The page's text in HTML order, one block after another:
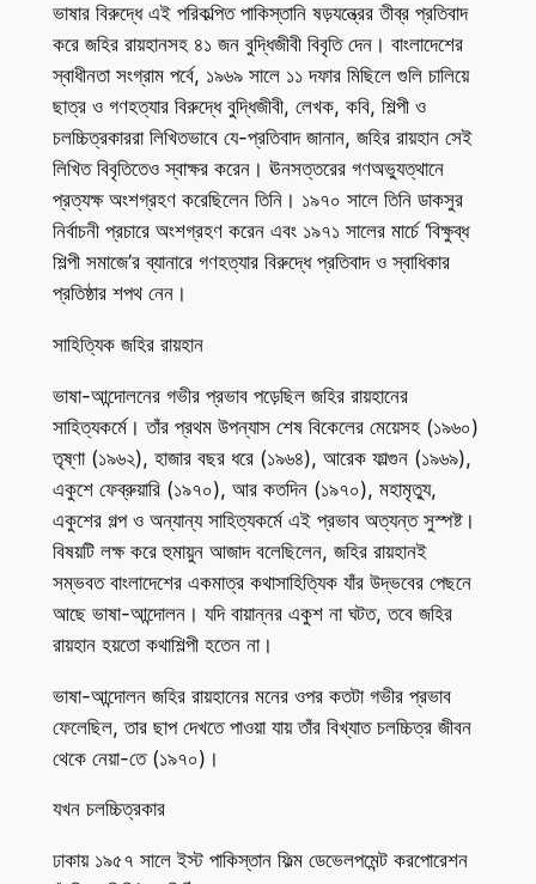
ভাষার বিরুদ্ধে এই পরিকল্পিত পাকিস্তানি ষড়যন্ত্রের তীব্র প্রতিবাদ
করে জহির রায়হানসহ ৪১ জন বুদ্ধিজীবী বিবৃতি দেন। বাংলাদেশের
স্বাধীনতা সংগ্রাম পর্বে, ১৯৬৯ সালে ১১ দফার মিছিলে গুলি চালিয়ে
ছাত্র ও গণহত্যার বিরুদ্ধে বুদ্ধিজীবী, লেখক, কবি, শিল্পী ও
চলচ্চিত্রকাররা লিখিতভাবে যে-প্রতিবাদ জানান, জহির রায়হান সেই
লিখিত বিবৃতিতেও স্বাক্ষর করেন। ঊনসত্তরের গণঅভ্যুত্থানে
প্রত্যক্ষ অংশগ্রহণ করেছিলেন তিনি। ১৯৭০ সালে তিনি ডাকসুর
নির্বাচনী প্রচারে অংশগ্রহণ করেন এবং ১৯৭১ সালের মার্চে ‘বিক্ষুব্ধ
শিল্পী সমাজে’র ব্যানারে গণহত্যার বিরুদ্ধে প্রতিবাদ ও স্বাধিকার
প্রতিষ্ঠার শপথ নেন।
সাহিত্যিক জহির রায়হান
ভাষা-আন্দোলনের গভীর প্রভাব পড়েছিল জহির রায়হানের
সাহিত্যকর্মে। তাঁর প্রথম উপন্যাস শেষ বিকেলের মেয়েসহ (১৯৬০)
তৃষ্ণা (১৯৬২), হাজার বছর ধরে (১৯৬৪), আরেক ফাল্গুন (১৯৬৯),
একুশে ফেব্রুয়ারি (১৯৭০), আর কতদিন (১৯৭০), মহামৃত্যু,
একুশের গল্প ও অন্যান্য সাহিত্যকর্মে এই প্রভাব অত্যন্ত সুস্পষ্ট।
বিষয়টি লক্ষ করে হুমায়ুন আজাদ বলেছিলেন, জহির রায়হানই
সম্ভবত বাংলাদেশের একমাত্র কথাসাহিত্যিক যাঁর উদ্ভবের পেছনে
আছে ভাষা-আন্দোলন। যদি বায়ান্নর একুশ না ঘটত, তবে জহির
রায়হান হয়তো কথাশিল্পী হতেন না।
ভাষা-আন্দোলন জহির রায়হানের মনের ওপর কতটা গভীর প্রভাব
ফেলেছিল, তার ছাপ দেখতে পাওয়া যায় তাঁর বিখ্যাত চলচ্চিত্র জীবন
থেকে নেয়া-তে (১৯৭০)।
যখন চলচ্চিত্রকার
ঢাকায় ১৯৫৭ সালে ইস্ট পাকিস্তান ফিল্ম ডেভেলপমেন্ট করপোরেশন